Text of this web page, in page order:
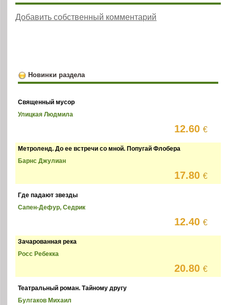
Добавить собственный комментарий
Новинки раздела
Священный мусор
Улицкая Людмила
12.60€
Метроленд. До ее встречи со мной. Попугай Флобера
Барнс Джулиан
17.80€
Где падают звезды
Сапен-Дефур, Седрик
12.40€
Зачарованная река
Росс Ребекка
20.80€
Театральный роман. Тайному другу
Булгаков Михаил